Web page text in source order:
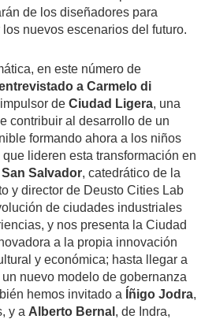
de los diseñadores para
nuevos escenarios del futuro.
en este número de
a Carmelo di
deCiudad Ligera, una
contribuir al desarrollo de un
formando ahora a los niños
lideren esta transformación en
Salvador, catedrático de la
y director de Deusto Cities Lab
de ciudades industriales
y nos presenta la Ciudad
a la propia innovación
y económica; hasta llegar a
nuevo modelo de gobernanza
hemos invitado a Íñigo Jodra,
y a Alberto Bernal , de Indra,